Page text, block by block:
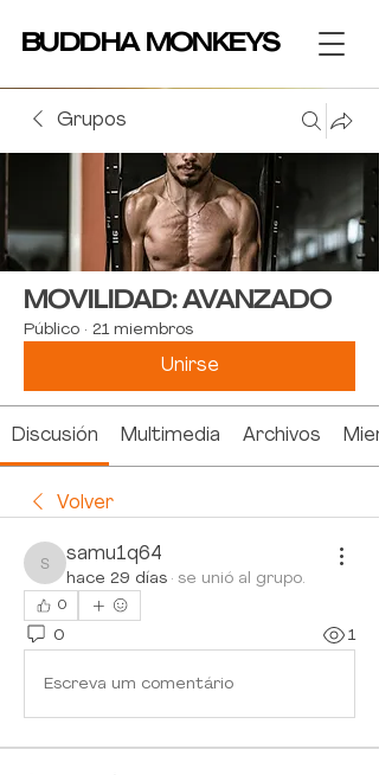
BUDDHA MONKEYS
BUDDHA MONKEYS
Grupos
MOVILIDAD: AVANZADO
Público · 21 miembros
Unirse
Discusión Multimedia Archivos
Volver
samu1q64
samu1q64
hace 29 días · se unió al grupo.
0
0 1
Escreva um comentário